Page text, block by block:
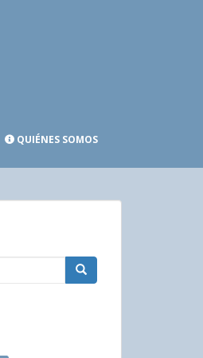
QUIÉNES SOMOS